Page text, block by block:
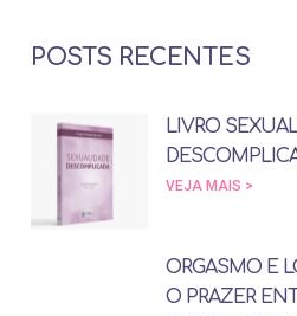
POSTS RECENTES
LIVRO
VEJA MAIS >
ORGASMO E
O PRAZER